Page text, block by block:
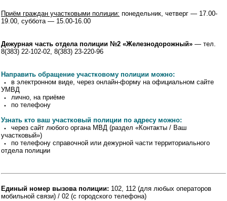
Приём граждан участковыми полиции: понедельник, четверг — 17.00-
19.00, суббота — 15.00-16.00
Дежурная часть отдела полиции №2 «Железнодорожный» — тел.
8(383) 22-102-02, 8(383) 23-220-96
Направить обращение участковому полиции можно:
⬩ в электронном виде, через онлайн-форму на официальном сайте
УМВД
⬩ лично, на приёме
⬩ по телефону
Узнать кто ваш участковый полиции по адресу можно:
⬩ через сайт любого органа МВД (раздел «Контакты / Ваш
участковый»)
⬩ по телефону справочной или дежурной части территориального
отдела полиции
Единый номер вызова полиции: 102, 112 (для любых операторов
мобильной связи) / 02 (с городского телефона)